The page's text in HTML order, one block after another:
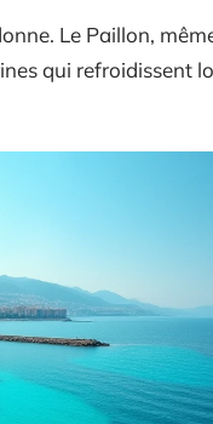
Le Paillon,
qui refroidissent